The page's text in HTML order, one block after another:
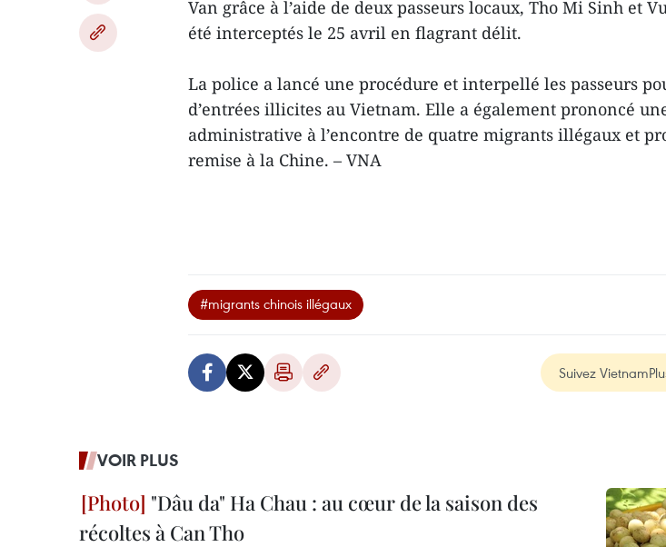
Van grâce à l’aide de deux passeurs locaux, Tho Mi Sinh et
été interceptés le 25 avril en flagrant délit.
La police a lancé une procédure et interpellé les passeurs
d’entrées illicites au Vietnam. Elle a également prononcé
administrative à l’encontre de quatre migrants illégaux et
remise à la Chine. – VNA
#migrants chinois illégaux
Suivez
VOIR PLUS
"Dâu da" Ha Chau : au cœur de la saison des
récoltes à Can Tho